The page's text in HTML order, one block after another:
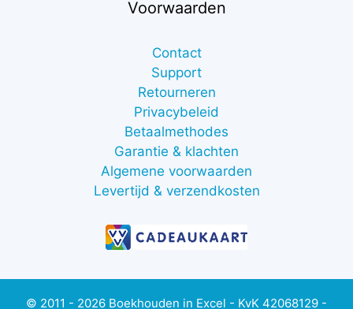
Voorwaarden
Contact
Support
Retourneren
Privacybeleid
Betaalmethodes
Garantie & klachten
Algemene voorwaarden
Levertijd & verzendkosten
© 2011 - 2026 Boekhouden in Excel - KvK 42068129 -